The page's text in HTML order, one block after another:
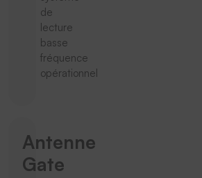
de
lecture
basse
fréquence
opérationnel
Antenne
Gate